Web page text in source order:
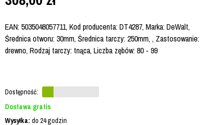
EAN: 5035048057711, Kod producenta: DT4287, Marka: DeWalt,
Średnica otworu: 30mm, Średnica tarczy: 250mm, , Zastosowanie:
drewno, Rodzaj tarczy: tnąca, Liczba zębów: 80 - 99
Dostępność:
Dostawa gratis
Wysyłka: do 24 godzin